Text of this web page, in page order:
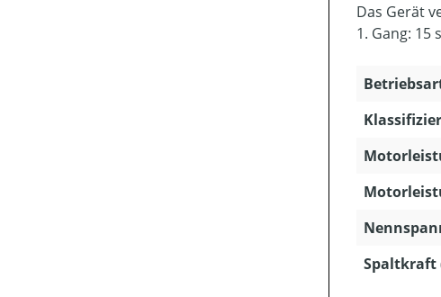
Das Gerät
1. Gang: 15
Spaltkraft